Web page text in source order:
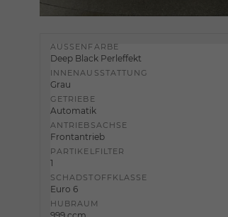
AUSSENFARBE
Deep Black Perleffekt
INNENAUSSTATTUNG
Grau
GETRIEBE
Automatik
ANTRIEBSACHSE
Frontantrieb
PARTIKELFILTER
1
SCHADSTOFFKLASSE
Euro 6
HUBRAUM